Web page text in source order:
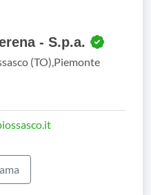
- S.p.a.
(TO),Piemonte